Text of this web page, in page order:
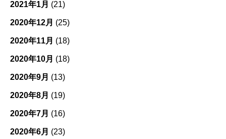
2021年1月 (21)
2020年12月 (25)
2020年11月 (18)
2020年10月 (18)
2020年9月 (13)
2020年8月 (19)
2020年7月 (16)
2020年6月 (23)